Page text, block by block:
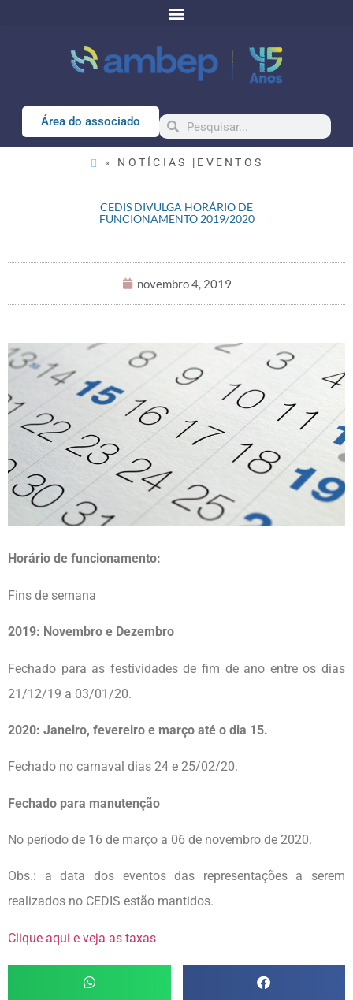
Área do associado
« NOTÍCIAS | EVENTOS
CEDIS DIVULGA HORÁRIO DE
FUNCIONAMENTO 2019/2020
novembro 4, 2019
Horário de funcionamento:
Fins de semana
2019: Novembro e Dezembro
Fechado para as festividades de fim de ano entre os dias
21/12/19 a 03/01/20.
2020: Janeiro, fevereiro e março até o dia 15.
Fechado no carnaval dias 24 e 25/02/20.
Fechado para manutenção
No período de 16 de março a 06 de novembro de 2020.
Obs.: a data dos eventos das representações a serem
realizados no CEDIS estão mantidos.
Clique aqui e veja as taxas